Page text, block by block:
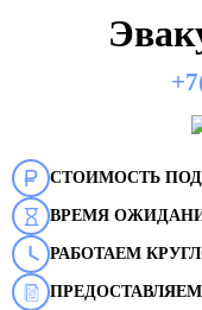
СТОИМОСТЬ
ВРЕМЯ
РАБОТАЕМ